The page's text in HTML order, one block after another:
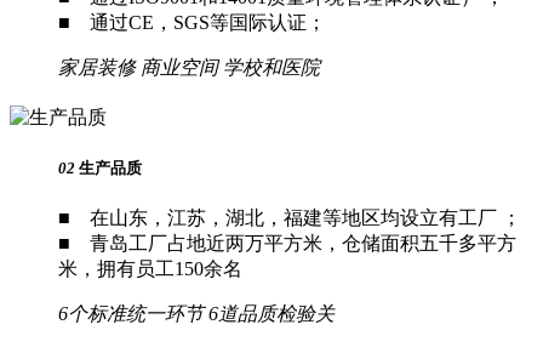
■ 通过CE，SGS等国际认证；
家居装修 商业空间 学校和医院
02 生产品质
■ 在山东，江苏，湖北，福建等地区均设立有工厂 ；
■ 青岛工厂占地近两万平方米，仓储面积五千多平方
米，拥有员工150余名
6个标准统一环节 6道品质检验关